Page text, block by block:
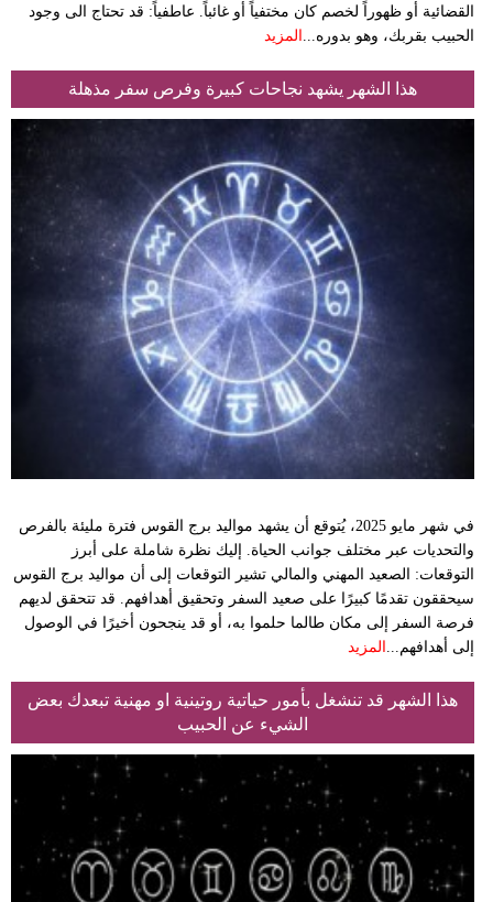
القضائية أو ظهوراً لخصم كان مختفياً أو غائباً. عاطفياً: قد تحتاج الى وجود
الحبيب بقربك، وهو بدوره... المزيد
هذا الشهر يشهد نجاحات كبيرة وفرص سفر مذهلة
في شهر مايو 2025، يُتوقع أن يشهد مواليد برج القوس فترة مليئة بالفرص
والتحديات عبر مختلف جوانب الحياة. إليك نظرة شاملة على أبرز
التوقعات:​ الصعيد المهني والمالي تشير التوقعات إلى أن مواليد برج القوس
سيحققون تقدمًا كبيرًا على صعيد السفر وتحقيق أهدافهم. قد تتحقق لديهم
فرصة السفر إلى مكان طالما حلموا به، أو قد ينجحون أخيرًا في الوصول
إلى أهدافهم... المزيد
هذا الشهر قد تنشغل بأمور حياتية روتينية او مهنية تبعدك بعض
الشيء عن الحبيب